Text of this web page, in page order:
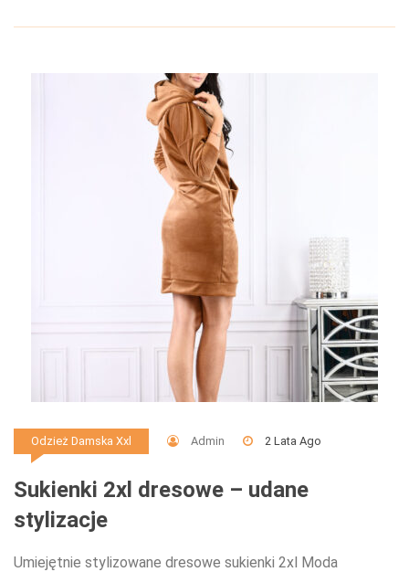
Odzież Damska Xxl Admin 2 Lata Ago
Sukienki 2xl dresowe – udane
stylizacje
Umiejętnie stylizowane dresowe sukienki 2xl Moda